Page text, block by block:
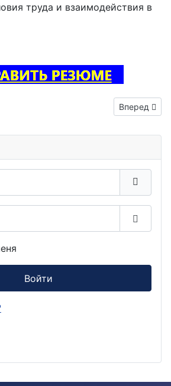
труда и взаимодействия в
электроник вакансия Куртамыш
Следующий:
Вперед
Войти